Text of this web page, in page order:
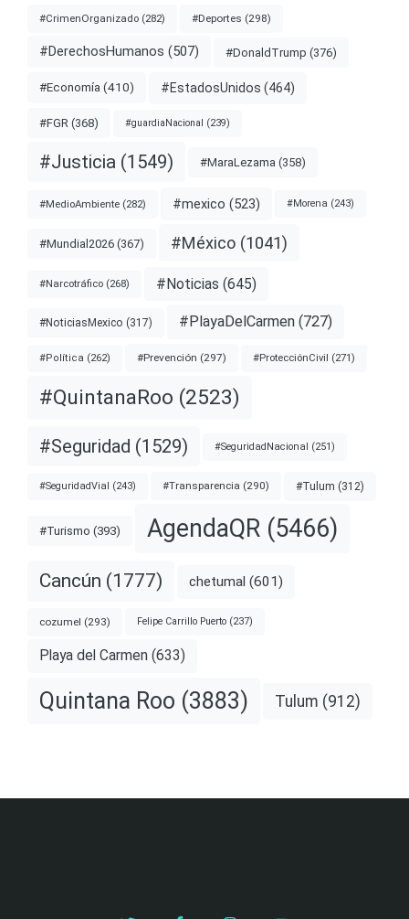
#CrimenOrganizado (282) #Deportes (298)
#DerechosHumanos (507) #DonaldTrump (376)
#Economía (410) #EstadosUnidos (464)
#FGR (368) #guardiaNacional (239)
#Justicia (1549) #MaraLezama (358)
#MedioAmbiente (282) #mexico (523) #Morena (243)
#Mundial2026 (367) #México (1041)
#Narcotráfico (268) #Noticias (645)
#NoticiasMexico (317) #PlayaDelCarmen (727)
#Política (262) #Prevención (297) #ProtecciónCivil (271)
#QuintanaRoo (2523)
#Seguridad (1529) #SeguridadNacional (251)
#SeguridadVial (243) #Transparencia (290) #Tulum (312)
#Turismo (393) AgendaQR (5466)
Cancún (1777) chetumal (601)
cozumel (293) Felipe Carrillo Puerto (237)
Playa del Carmen (633)
Quintana Roo (3883) Tulum (912)